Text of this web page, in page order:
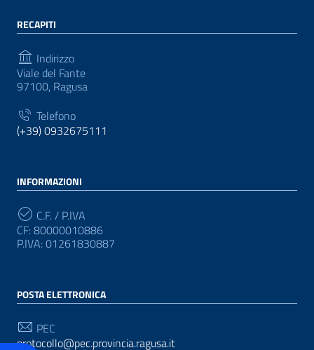
RECAPITI
Indirizzo
Viale del Fante
97100, Ragusa
Telefono
(+39) 0932675111
INFORMAZIONI
C.F. / P.IVA
CF: 80000010886
P.IVA: 01261830887
POSTA ELETTRONICA
PEC
protocollo@pec.provincia.ragusa.it